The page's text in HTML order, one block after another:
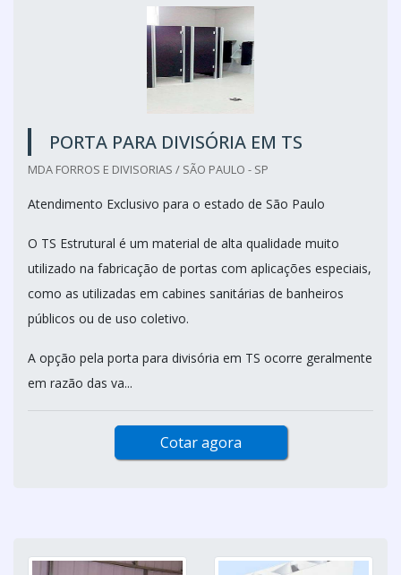
PORTA PARA DIVISÓRIA EM TS
MDA FORROS E DIVISORIAS / SÃO PAULO - SP
Atendimento Exclusivo para o estado de São Paulo
O TS Estrutural é um material de alta qualidade muito
utilizado na fabricação de portas com aplicações especiais,
como as utilizadas em cabines sanitárias de banheiros
públicos ou de uso coletivo.
A opção pela porta para divisória em TS ocorre geralmente
em razão das va...
Cotar agora